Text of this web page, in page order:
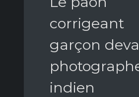
corrigeant
garçon
indien